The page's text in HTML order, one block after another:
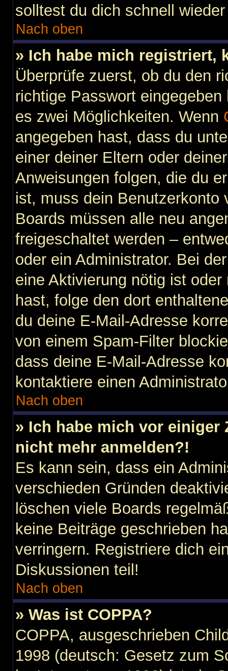
solltest du dich schnell
Nach oben
» Ich habe mich registriert,
Überprüfe zuerst, ob du den
richtige Passwort
es zwei Möglichkeiten. Wenn
angegeben hast, dass du
einer deiner Eltern oder
Anweisungen folgen, die du
ist, muss dein Benutzerkonto
Boards müssen alle neu
freigeschaltet werden –
oder ein Administrator. Bei
eine Aktivierung nötig ist
hast, folge den dort
du deine E-Mail-Adresse
von einem Spam-Filter
dass deine E-Mail-Adresse
kontaktiere einen
Nach oben
» Ich habe mich vor
nicht mehr anmelden?!
Es kann sein, dass ein
verschieden Gründen
löschen viele Boards
keine Beiträge geschrieben
verringern. Registriere dich
Diskussionen teil!
Nach oben
» Was ist COPPA?
COPPA, ausgeschrieben
1998 (deutsch: Gesetz zum